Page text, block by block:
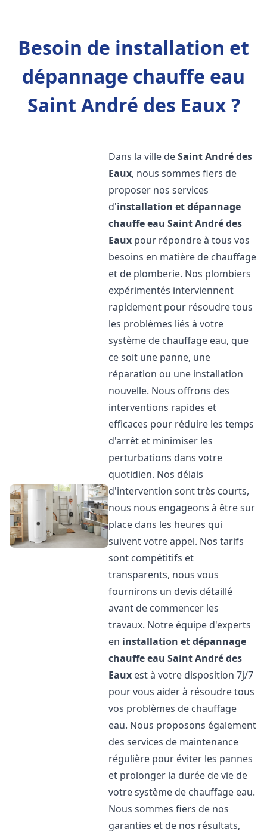
Besoin de installation et
dépannage chauffe eau
Saint André des Eaux ?
Dans la ville deSaint André des
Eaux, nous sommes fiers de
proposer nos services
d'installation et dépannage
chauffe eau Saint André des
Eaux pour répondre à tous vos
besoins en matière de chauffage
et de plomberie. Nos plombiers
expérimentés interviennent
rapidement pour résoudre tous
les problèmes liés à votre
système de chauffage eau, que
ce soit une panne, une
réparation ou une installation
nouvelle. Nous offrons des
interventions rapides et
efficaces pour réduire les temps
d'arrêt et minimiser les
perturbations dans votre
quotidien. Nos délais
d'intervention sont très courts,
nous nous engageons à être sur
place dans les heures qui
suivent votre appel. Nos tarifs
sont compétitifs et
transparents, nous vous
fournirons un devis détaillé
avant de commencer les
travaux. Notre équipe d'experts
en installation et dépannage
chauffe eau Saint André des
Eaux est à votre disposition 7j/7
pour vous aider à résoudre tous
vos problèmes de chauffage
eau. Nous proposons également
des services de maintenance
régulière pour éviter les pannes
et prolonger la durée de vie de
votre système de chauffage eau.
Nous sommes fiers de nos
garanties et de nos résultats,